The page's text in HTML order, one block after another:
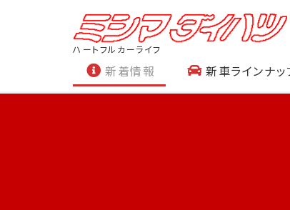
ハートフルカーライフ
新着情報 新車ラインナッ